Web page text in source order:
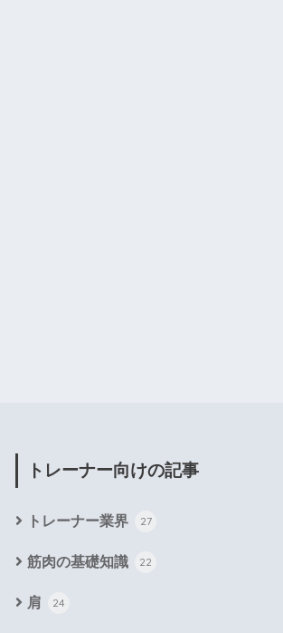
トレーナー向けの記事
トレーナー業界 27
筋肉の基礎知識 22
肩 24